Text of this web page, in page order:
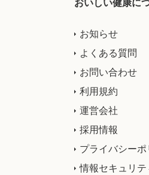
お知らせ
よくある質問
お問い合わせ
利用規約
運営会社
採用情報
プライバシー
情報セキュリ